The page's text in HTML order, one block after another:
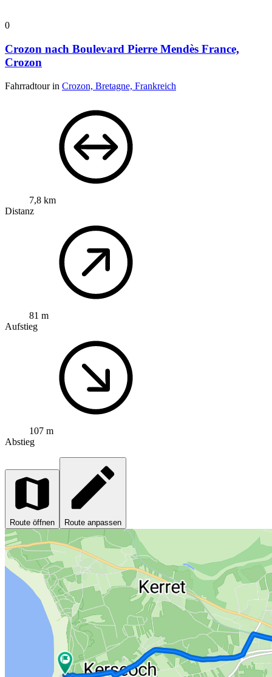
0
Crozon nach Boulevard Pierre Mendès France,
Crozon
Fahrradtour in Crozon, Bretagne, Frankreich
7,8 km
Distanz
81 m
Aufstieg
107 m
Abstieg
Route öffnen Route anpassen